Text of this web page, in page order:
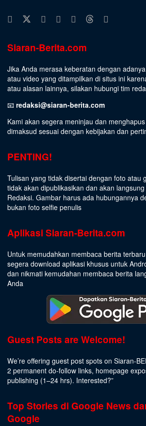
Siaran-Berita.com
Jika Anda merasa keberatan dengan
atau video yang ditampilkan di situs ini
atau alasan lainnya, silakan hubungi tim
📧 redaksi@siaran-berita.com
Kami akan segera meninjau dan
dimaksud sesuai dengan kebijakan dan
PENTING!
Tulisan yang tidak disertai dengan foto atau
tidak akan dipublikasikan dan akan
Redaksi. Gambar harus ada hubungannya
bukan foto selfie penulis
Aplikasi Siaran-Berita.com
Untuk memudahkan membaca berita
segera download aplikasi khusus untuk
dan nikmati kemudahan membaca berita
Anda
Guest Posts are Welcome!
We’re offering guest post spots on Siaran-
2 permanent do-follow links, homepage
publishing (1–24 hrs). Interested?”
Top Stories di Google News
Google